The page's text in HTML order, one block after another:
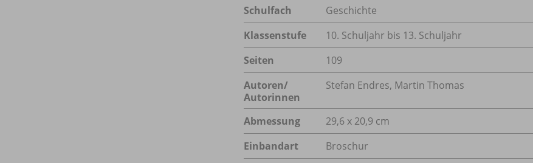
Schulfach
Geschichte
Klassenstufe
10. Schuljahr bis 13. Schuljahr
Seiten
109
Autoren/
Autorinnen
Stefan Endres, Martin Thomas
Abmessung
29,6 x 20,9 cm
Einbandart
Broschur